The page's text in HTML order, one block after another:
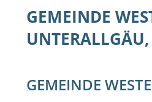
GEMEINDE
GEMEINDE